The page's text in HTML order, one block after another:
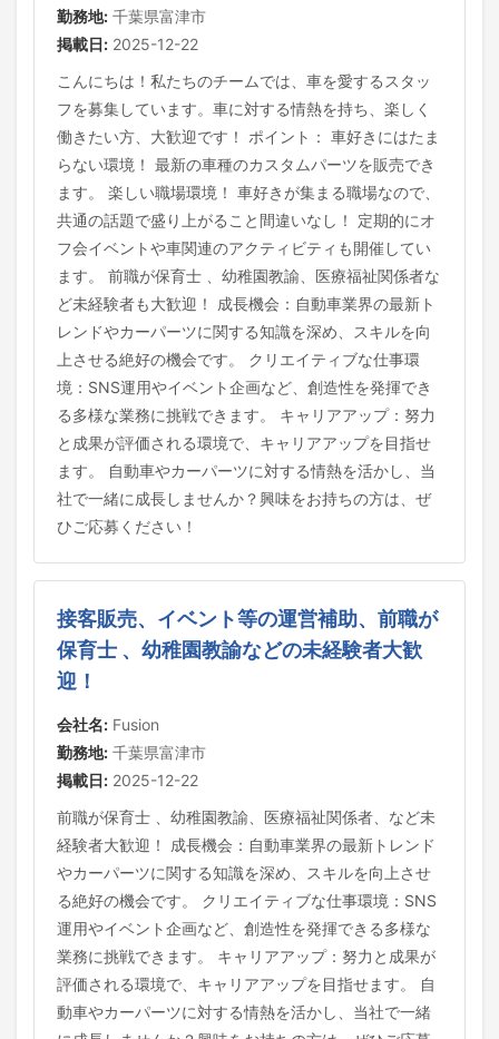
勤務地: 千葉県富津市
掲載日: 2025-12-22
こんにちは！私たちのチームでは、車を愛するスタッ
フを募集しています。車に対する情熱を持ち、楽しく
働きたい方、大歓迎です！ ポイント： 車好きにはたま
らない環境！ 最新の車種のカスタムパーツを販売でき
ます。 楽しい職場環境！ 車好きが集まる職場なので、
共通の話題で盛り上がること間違いなし！ 定期的にオ
フ会イベントや車関連のアクティビティも開催してい
ます。 前職が保育士 、幼稚園教諭、医療福祉関係者な
ど未経験者も大歓迎！ 成長機会：自動車業界の最新ト
レンドやカーパーツに関する知識を深め、スキルを向
上させる絶好の機会です。 クリエイティブな仕事環
境：SNS運用やイベント企画など、創造性を発揮でき
る多様な業務に挑戦できます。 キャリアアップ：努力
と成果が評価される環境で、キャリアアップを目指せ
ます。 自動車やカーパーツに対する情熱を活かし、当
社で一緒に成長しませんか？興味をお持ちの方は、ぜ
ひご応募ください！
接客販売、イベント等の運営補助、前職が
保育士 、幼稚園教諭などの未経験者大歓
迎！
会社名: Fusion
勤務地: 千葉県富津市
掲載日: 2025-12-22
前職が保育士 、幼稚園教諭、医療福祉関係者、など未
経験者大歓迎！ 成長機会：自動車業界の最新トレンド
やカーパーツに関する知識を深め、スキルを向上させ
る絶好の機会です。 クリエイティブな仕事環境：SNS
運用やイベント企画など、創造性を発揮できる多様な
業務に挑戦できます。 キャリアアップ：努力と成果が
評価される環境で、キャリアアップを目指せます。 自
動車やカーパーツに対する情熱を活かし、当社で一緒